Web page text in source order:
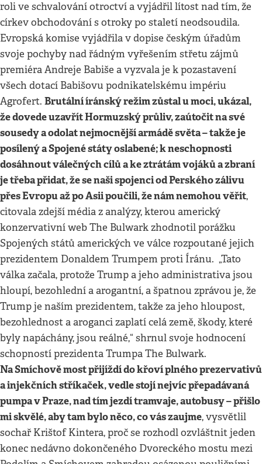
roli ve schvalování otroctví a vyjádřil lítost nad tím, že
církev obchodování s otroky po staletí neodsoudila.
Evropská komise vyjádřila v dopise českým úřadům
svoje pochyby nad řádným vyřešením střetu zájmů
premiéra Andreje Babiše a vyzvala je k pozastavení
všech dotací Babišovu podnikatelskému impériu
Agrofert. Brutální íránský režim zůstal u moci, ukázal,
že dovede uzavřít Hormuzský průliv, zaútočit na své
sousedy a odolat nejmocnější armádě světa – takže je
posílený a Spojené státy oslabené; k neschopnosti
dosáhnout válečných cílů a ke ztrátám vojáků a zbraní
je třeba přidat, že se naši spojenci od Perského zálivu
přes Evropu až po Asii poučili, že nám nemohou věřit,
citovala zdejší média z analýzy, kterou americký
konzervativní web The Bulwark zhodnotil porážku
Spojených států amerických ve válce rozpoutané jejich
prezidentem Donaldem Trumpem proti Íránu. „Tato
válka začala, protože Trump a jeho administrativa jsou
hloupí, bezohlední a arogantní, a špatnou zprávou je, že
Trump je naším prezidentem, takže za jeho hloupost,
bezohlednost a aroganci zaplatí celá země, škody, které
byly napáchány, jsou reálné,“ shrnul svoje hodnocení
schopností prezidenta Trumpa The Bulwark.
Na Smíchově most přijíždí do křoví plného prezervativů
a injekčních stříkaček, vedle stojí nejvíc přepadávaná
pumpa v Praze, nad tím jezdí tramvaje, autobusy – přišlo
mi skvělé, aby tam bylo něco, co vás zaujme, vysvětlil
sochař Krištof Kintera, proč se rozhodl ozvláštnit jeden
konec nedávno dokončeného Dvoreckého mostu mezi